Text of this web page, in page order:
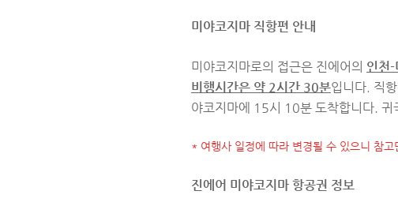
미야코지마 직항편 안내
미야코지마로의 접근은 진에어의 인천-
비행시간은 약 2시간 30분입니다. 직
야코지마에 15시 10분 도착합니다.
* 여행사 일정에 따라 변경될 수 있으니 참고
진에어 미야코지마 항공권 정보